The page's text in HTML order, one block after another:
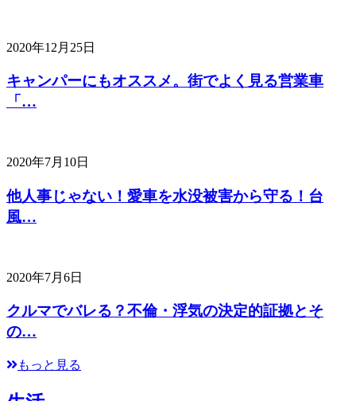
2020年12月25日
キャンパーにもオススメ。街でよく見る営業車
「…
2020年7月10日
他人事じゃない！愛車を水没被害から守る！台
風…
2020年7月6日
クルマでバレる？不倫・浮気の決定的証拠とそ
の…
もっと見る